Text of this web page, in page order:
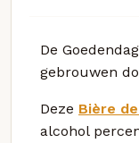
De
gebrouwen
Deze Bière
alcohol